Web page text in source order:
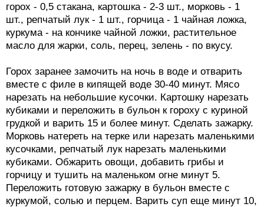
горох - 0,5 стакана, картошка - 2-3 шт., морковь - 1
шт., репчатый лук - 1 шт., горчица - 1 чайная ложка,
куркума - на кончике чайной ложки, растительное
масло для жарки, соль, перец, зелень - по вкусу.
Горох заранее замочить на ночь в воде и отварить
вместе с филе в кипящей воде 30-40 минут. Мясо
нарезать на небольшие кусочки. Картошку нарезать
кубиками и переложить в бульон к гороху с куриной
грудкой и варить 15 и более минут. Сделать зажарку.
Морковь натереть на терке или нарезать маленькими
кусочками, репчатый лук нарезать маленькими
кубиками. Обжарить овощи, добавить грибы и
горчицу и тушить на маленьком огне минут 5.
Переложить готовую зажарку в бульон вместе с
куркумой, солью и перцем. Варить суп еще минут 10,